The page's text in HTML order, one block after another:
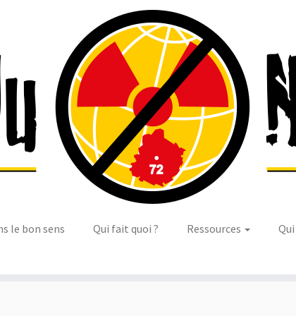
le bon sens Qui fait quoi ? Ressources